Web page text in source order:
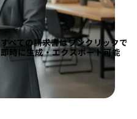
すべての請求書はワンクリックで
即時に生成・エクスポート可能